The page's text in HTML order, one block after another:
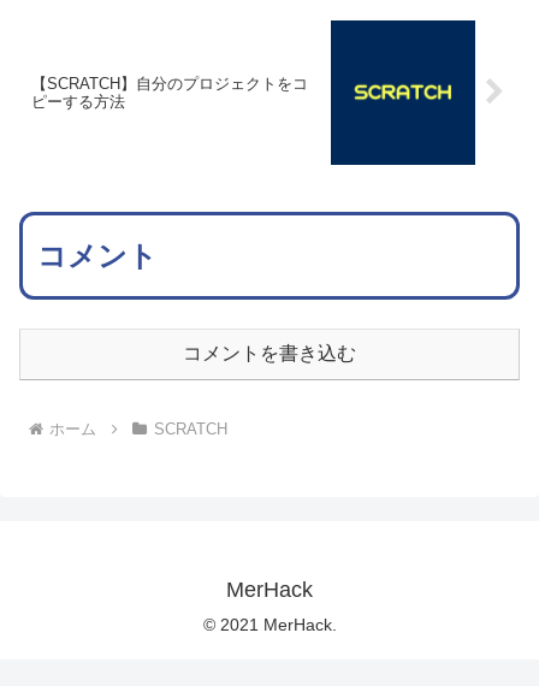
【SCRATCH】自分のプロジェクトをコ
ピーする方法
コメント
コメントを書き込む
ホーム SCRATCH
MerHack
© 2021 MerHack.